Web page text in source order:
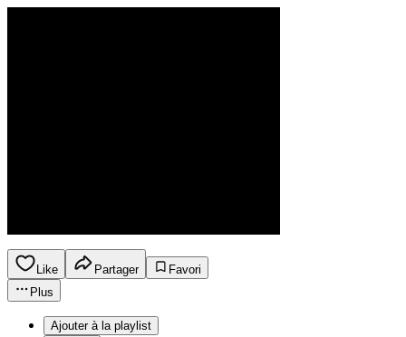
Like Partager
Favori
Plus
Ajouter à la playlist